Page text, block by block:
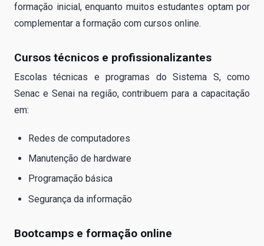
formação inicial, enquanto muitos estudantes optam por
complementar a formação com cursos online.
Cursos técnicos e profissionalizantes
Escolas técnicas e programas do Sistema S, como
Senac e Senai na região, contribuem para a capacitação
em:
Redes de computadores
Manutenção de hardware
Programação básica
Segurança da informação
Bootcamps e formação online